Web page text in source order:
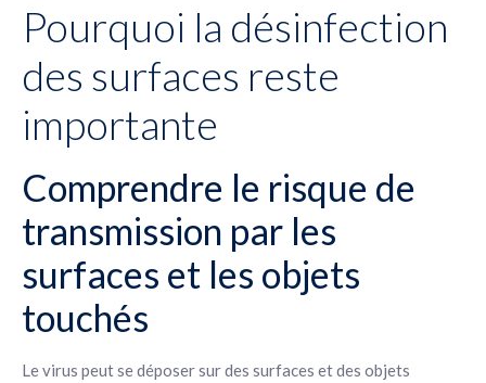
Pourquoi la désinfection
des surfaces reste
importante
Comprendre le risque de
transmission par les
surfaces et les objets
touchés
Le virus peut se déposer sur des surfaces et des objets